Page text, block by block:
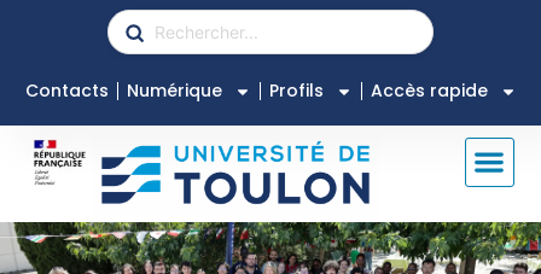
Contacts Numérique Profils Accès rapide